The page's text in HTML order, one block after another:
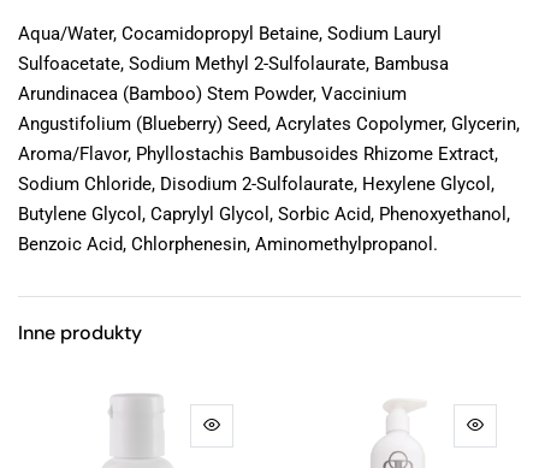
Aqua/Water, Cocamidopropyl Betaine, Sodium Lauryl
Sulfoacetate, Sodium Methyl 2-Sulfolaurate, Bambusa
Arundinacea (Bamboo) Stem Powder, Vaccinium
Angustifolium (Blueberry) Seed, Acrylates Copolymer, Glycerin,
Aroma/Flavor, Phyllostachis Bambusoides Rhizome Extract,
Sodium Chloride, Disodium 2-Sulfolaurate, Hexylene Glycol,
Butylene Glycol, Caprylyl Glycol, Sorbic Acid, Phenoxyethanol,
Benzoic Acid, Chlorphenesin, Aminomethylpropanol.
Inne produkty